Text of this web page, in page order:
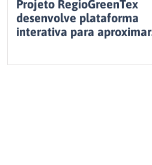
Projeto RegioGreenTex
desenvolve plataforma
interativa para aproximar